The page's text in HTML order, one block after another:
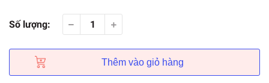
Số lượng:
Thêm vào giỏ hàng